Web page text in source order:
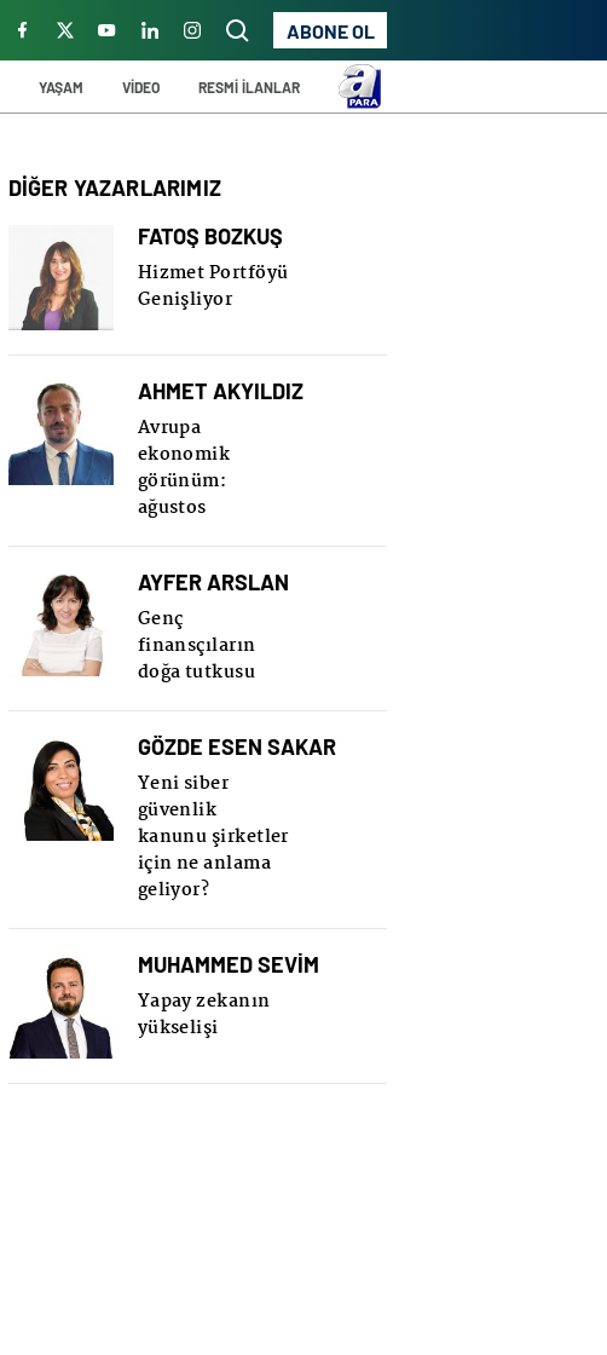
ABONE OL
YAŞAM VİDEO RESMİ İLANLAR
DİĞER YAZARLARIMIZ
FATOŞ BOZKUŞ
Hizmet Portföyü
Genişliyor
AHMET AKYILDIZ
Avrupa
ekonomik
görünüm:
ağustos
AYFER ARSLAN
Genç
finansçıların
doğa tutkusu
GÖZDE ESEN SAKAR
Yeni siber
güvenlik
kanunu şirketler
için ne anlama
geliyor?
MUHAMMED SEVİM
Yapay zekanın
yükselişi